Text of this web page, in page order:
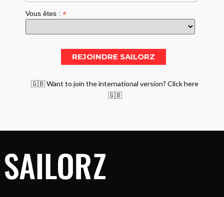
Vous êtes :*
🇬🇧 Want to join the international version? Click here
🇬🇧